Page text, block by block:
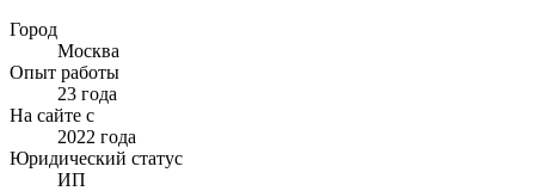
Город
Москва
Опыт работы
23 года
На сайте с
2022 года
Юридический статус
ИП